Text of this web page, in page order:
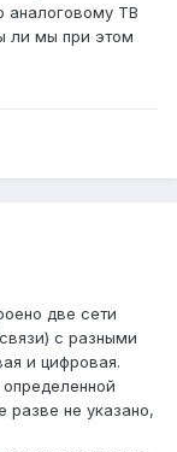
аналоговому ТВ
ли мы при этом
две сети
с разными
и цифровая.
разве не указано,